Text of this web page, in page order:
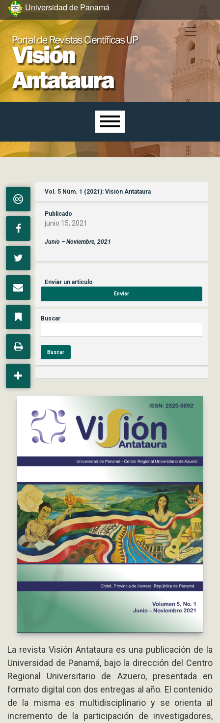
Ir al menú de navegación principal
Ir al contenido principal
Ir al pie de página del sitio
Universidad de Panamá
Menú principal
Vol. 5 Núm. 1 (2021): Visión Antataura
Publicado
junio 15, 2021
Junio – Noviembre, 2021
Enviar un articulo
Enviar
Buscar
Buscar
La revista Visión Antataura es una publicación de la
Universidad de Panamá, bajo la dirección del Centro
Regional Universitario de Azuero, presentada en
formato digital con dos entregas al año. El contenido
de la misma es multidisciplinario y se orienta al
incremento de la participación de investigadores,